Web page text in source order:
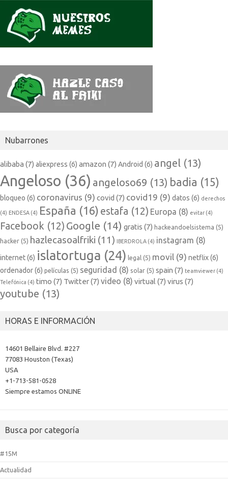
Nubarrones
alibaba (7) aliexpress (6) amazon (7) Android (6) angel (13)
Angeloso (36) angeloso69 (13) badia (15)
bloqueo (6) coronavirus (9) covid (7) covid19 (9) datos (6) derechos
(4) ENDESA (4) España (16) estafa (12) Europa (8) evitar (4)
Facebook (12) Google (14) gratis (7) hackeandoelsistema (5)
hacker (5) hazlecasoalfriki (11) IBERDROLA (4) instagram (8)
internet(6) islatortuga (24) legal (5) movil (9) netflix(6)
ordenador(6) películas (5) seguridad (8) solar (5) spain (7) teamviewer (4)
Telefónica (4) timo (7) Twitter(7) video (8) virtual (7) virus (7)
youtube (13)
HORAS E INFORMACIÓN
14601 Bellaire Blvd. #227
77083 Houston (Texas)
USA
+1-713-581-0528
Siempre estamos ONLINE
Busca por categoría
#15M
Actualidad